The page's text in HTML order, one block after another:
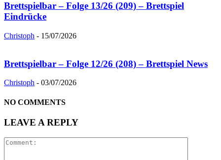
Brettspielbar – Folge 13/26 (209) – Brettspiel
Eindrücke
Christoph - 15/07/2026
Brettspielbar – Folge 12/26 (208) – Brettspiel News
Christoph - 03/07/2026
NO COMMENTS
LEAVE A REPLY